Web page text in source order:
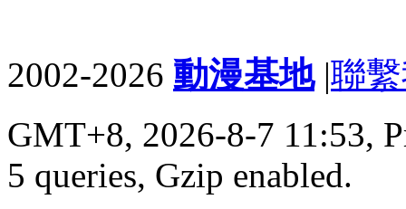
2002-2026 動漫基地 |聯
GMT+8, 2026-8-7 11:53,
5 queries, Gzip enabled.